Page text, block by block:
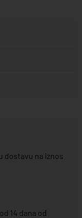
dostavu na iznos
14 dana od